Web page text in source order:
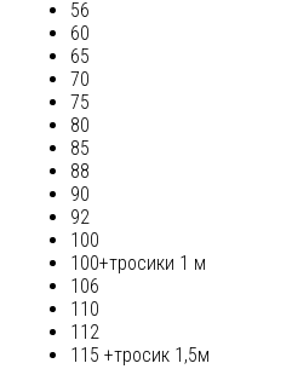
56
60
65
70
75
80
85
88
90
92
100
100+тросики 1 м
106
110
112
115 +тросик 1,5м